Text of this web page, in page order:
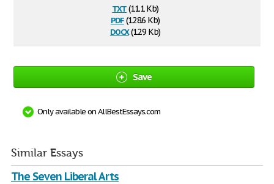
txt(11.1 Kb)
pdf(128.6 Kb)
docx(12.9 Kb)
Save
Only available on AllBestEssays.com
Similar Essays
The Seven Liberal Arts